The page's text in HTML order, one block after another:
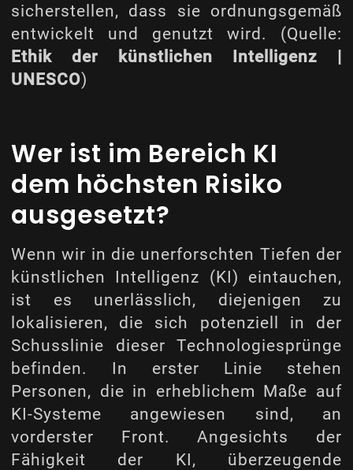
sicherstellen, dass sie ordnungsgemäß
entwickelt und genutzt wird. (Quelle:
Ethik der künstlichen Intelligenz |
UNESCO)
Wer ist im Bereich KI
dem höchsten Risiko
ausgesetzt?
Wenn wir in die unerforschten Tiefen der
künstlichen Intelligenz (KI) eintauchen,
ist es unerlässlich, diejenigen zu
lokalisieren, die sich potenziell in der
Schusslinie dieser Technologiesprünge
befinden. In erster Linie stehen
Personen, die in erheblichem Maße auf
KI-Systeme angewiesen sind, an
vorderster Front. Angesichts der
Fähigkeit der KI, überzeugende